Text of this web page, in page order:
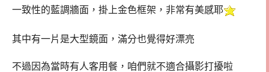
一致性的藍調牆面，掛上金色框架，非常有美感耶
其中有一片是大型鏡面，滿分也覺得好漂亮
不過因為當時有人客用餐，咱們就不適合攝影打擾啦